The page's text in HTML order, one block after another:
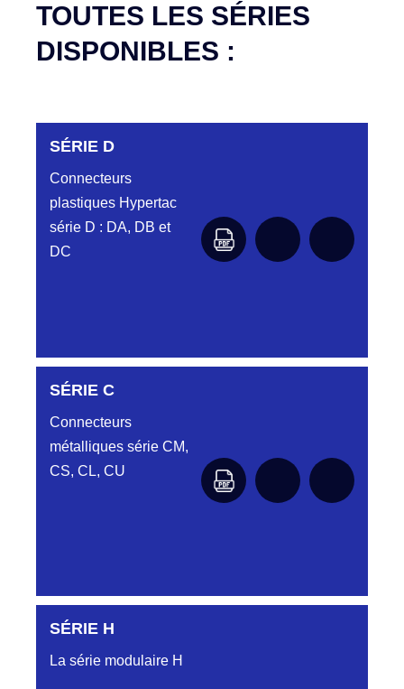
TOUTES LES SÉRIES
DISPONIBLES :
SÉRIE D
Connecteurs
plastiques Hypertac
série D : DA, DB et
DC
DC6122340N
D03EC612MT CONNECTEUR NOIR
DC6122340O
CONNECTEUR ORANGE DC612 23 40O
D03EP612FT NOIR CONNECTEUR
DC6123340B
SÉRIE C
Connecteurs
métalliques série CM,
CS, CL, CU
SÉRIE CL
SÉRIE H
La série modulaire H